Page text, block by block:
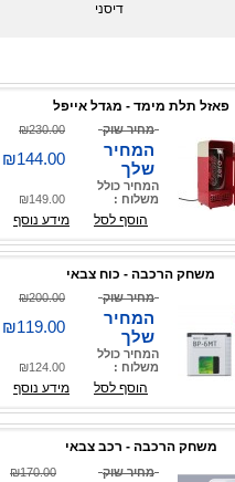
דיסני
פאזל תלת מימד - מגדל אייפל
₪230.00 מחיר שוק
₪144.00
המחיר
שלך
₪149.00
המחיר כולל
משלוח :
מידע נוסף הוסף לסל
משחק הרכבה - כוח צבאי
₪200.00 מחיר שוק
₪119.00
המחיר
שלך
₪124.00
המחיר כולל
משלוח :
מידע נוסף הוסף לסל
משחק הרכבה - רכב צבאי
₪170.00 מחיר שוק